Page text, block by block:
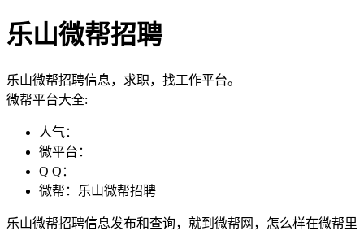
乐山微帮招聘
乐山微帮招聘信息，求职，找工作平台。
微帮平台大全:
人气：
微平台：
Q Q：
微帮：乐山微帮招聘
乐山微帮招聘信息发布和查询，就到微帮网，怎么样在微帮里